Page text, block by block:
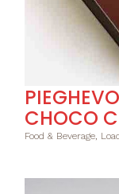
CHOCO
Food & Beverage,